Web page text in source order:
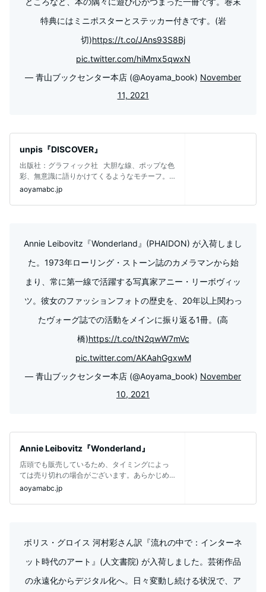
特典にはミニポスターとステッカー付きです。(岩
切)https://t.co/JAns93S8Bj
pic.twitter.com/hiMmx5qwxN
— 青山ブックセンター本店 (@Aoyama_book) November
11, 2021
unpis『DISCOVER』
出版社：グラフィック社 大胆な線、ポップな色
彩、無意識に語りかけてくるようなモチーフ。
魅力溢れる気鋭のイラス
aoyamabc.jp
Annie Leibovitz『Wonderland』(PHAIDON) が入荷しまし
た。1973年ローリング・ストーン誌のカメラマンから始
まり、常に第一線で活躍する写真家アニー・リーボヴィッ
ツ。彼女のファッションフォトの歴史を、20年以上関わっ
たヴォーグ誌での活動をメインに振り返る1冊。(高
橋)https://t.co/tN2qwW7mVc
pic.twitter.com/AKAahGgxwM
— 青山ブックセンター本店 (@Aoyama_book) November
10, 2021
Annie Leibovitz『Wonderland』
店頭でも販売しているため、タイミングによっ
ては売り切れの場合がございます。あらかじめ
ご了承ください。 出版社：PHAIDO
aoyamabc.jp
ボリス・グロイス 河村彩さん訳『流れの中で：インターネ
ット時代のアート』(人文書院) が入荷しました。芸術作品
の永遠化からデジタル化へ。日々変動し続ける状況で、ア